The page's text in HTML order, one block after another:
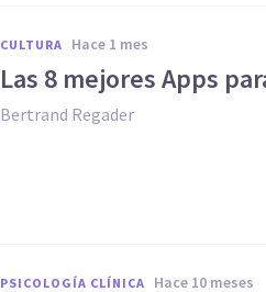
CULTURA hace 1 mes
Las 8 mejores Apps
Bertrand Regader
PSICOLOGÍA CLÍNICA hace 10 meses